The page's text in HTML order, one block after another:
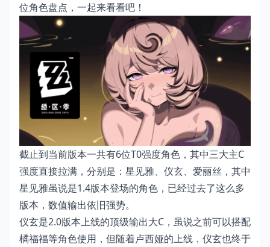
位角色盘点，一起来看看吧！
截止到当前版本一共有6位T0强度角色，其中三大主C
强度直接拉满，分别是：星见雅、仪玄、爱丽丝，其中
星见雅虽说是1.4版本登场的角色，已经过去了这么多
版本，数值输出依旧强势。
仪玄是2.0版本上线的顶级输出大C，虽说之前可以搭配
橘福福等角色使用，但随着卢西娅的上线，仪玄也终于